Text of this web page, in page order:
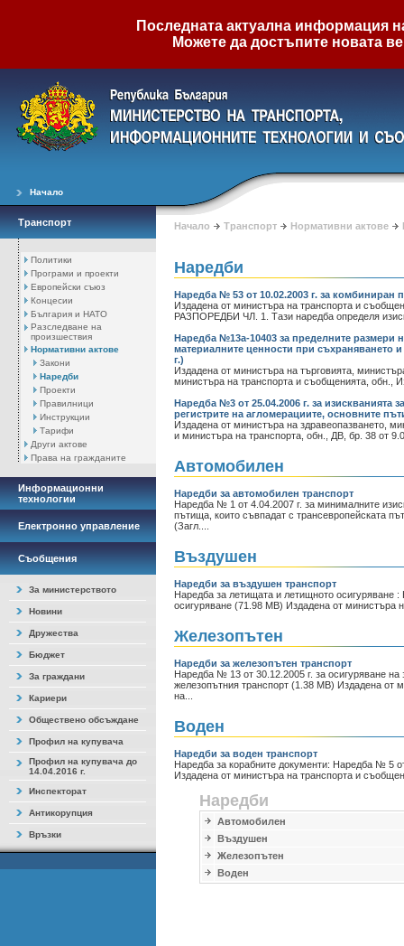
Последната актуална информация
Можете да достъпите новата
Начало
Транспорт
Политики
Програми и проекти
Европейски съюз
Концесии
България и НАТО
Разследване на
произшествия
Нормативни актове
Закони
Наредби
Проекти
Правилници
Инструкции
Тарифи
Други актове
Права на гражданите
Информационни
технологии
Електронно управление
Съобщения
За министерството
Новини
Дружества
Бюджет
За граждани
Кариери
Обществено обсъждане
Профил на купувача
Профил на купувача до
14.04.2016 г.
Инспекторат
Антикорупция
Връзки
Начало Транспорт Нормативни актове
Наредби
Наредба № 53 от 10.02.2003 г. за комбиниран
Издадена от министъра на транспорта и
РАЗПОРЕДБИ ЧЛ. 1. Тази наредба определя
Наредба №13а-10403 за пределните размери
материалните ценности при съхраняването
г.)
Издадена от министъра на търговията,
министъра на транспорта и съобщенията, обн.,
Наредба №3 от 25.04.2006 г. за
регистрите на агломерациите, основните
Издадена от министъра на здравеопазването,
и министъра на транспорта, обн., ДВ, бр. 38
Автомобилен
Наредби за автомобилен транспорт
Наредба № 1 от 4.04.2007 г. за минималните
пътища, които съвпадат с трансевропейската
(Загл....
Въздушен
Наредби за въздушен транспорт
Наредба за летищата и летищното осигуряване
осигуряване (71.98 MB) Издадена от министъра
Железопътен
Наредби за железопътен транспорт
Наредба № 13 от 30.12.2005 г. за осигуряване
железопътния транспорт (1.38 MB) Издадена от
на...
Воден
Наредби за воден транспорт
Наредба за корабните документи: Наредба № 5
Издадена от министъра на транспорта и
Наредби
Автомобилен
Въздушен
Железопътен
Воден